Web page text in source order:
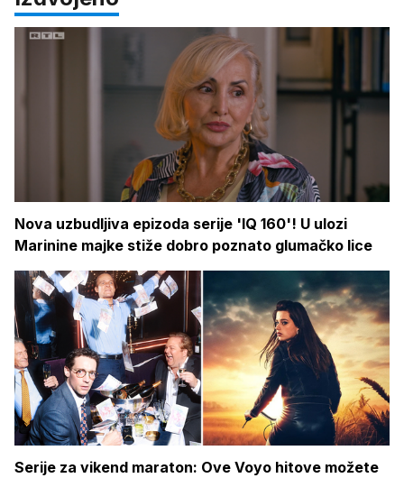
Nova uzbudljiva epizoda serije 'IQ 160'! U ulozi
Marinine majke stiže dobro poznato glumačko lice
Serije za vikend maraton: Ove Voyo hitove možete